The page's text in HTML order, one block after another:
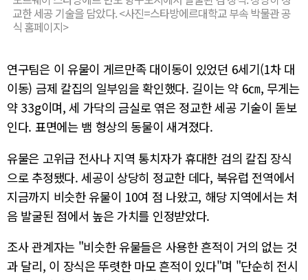
교한 세공 기술을 담았다. <사진=스타방에르대학교 부속 박물관 공
식 홈페이지>
연구팀은 이 유물이 게르만족 대이동이 있었던 6세기(1차 대
이동) 금제 칼집의 일부임을 확인했다. 길이는 약 6㎝, 무게는
약 33g이며, 세 가닥의 금실로 엮은 정교한 세공 기술이 돋보
인다. 표면에는 뱀 형상의 동물이 새겨졌다.
유물은 고위급 전사나 지역 통치자가 휴대한 검의 칼집 장식
으로 추정됐다. 세공이 상당히 정교한 데다, 북유럽 전역에서
지금까지 비슷한 유물이 10여 점 나왔고, 해당 지역에서는 처
음 발굴된 점에서 높은 가치를 인정받았다.
조사 관계자는 "비슷한 유물들은 사용한 흔적이 거의 없는 것
과 달리, 이 장식은 뚜렷한 마모 흔적이 있다"며 "단순히 전시